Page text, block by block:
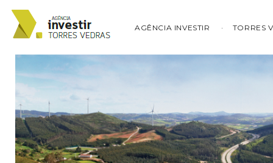
AGÊNCIA INVESTIR TORRES